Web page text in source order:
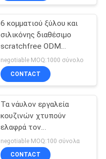
6 κομματιού ξύλου και
σιλικόνης διαθέσιμο
scratchfree ODM
εργαλείων καθορισμένο
negotiable MOQ:1000 σύνολο
CONTACT
Τα νάυλον εργαλεία
κουζινών χτυπούν
ελαφρά τον
πολυσύνθετο ODM 7pcs
διαθέσιμο
negotiable MOQ:100 σύνολα
CONTACT